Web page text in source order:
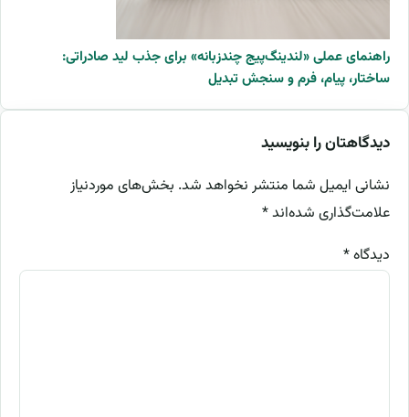
راهنمای عملی «لندینگ‌پیج چندزبانه» برای جذب لید صادراتی:
ساختار، پیام، فرم و سنجش تبدیل
دیدگاهتان را بنویسید
نشانی ایمیل شما منتشر نخواهد شد. بخش‌های موردنیاز
علامت‌گذاری شده‌اند*
دیدگاه*